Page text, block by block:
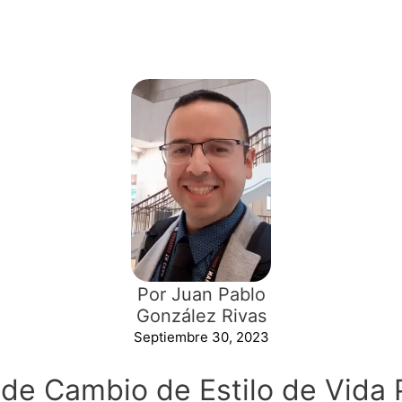
Por Juan Pablo
González Rivas
Septiembre 30, 2023
Cambio de Estilo de Vida